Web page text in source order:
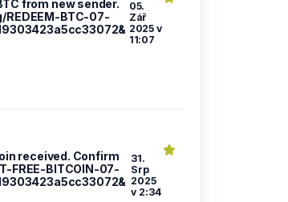
from new sender.
BTC-07-
05.
Zář
2025 v
11:07
received. Confirm
FREE-BITCOIN-07-
31.
Srp
2025
v 2:34